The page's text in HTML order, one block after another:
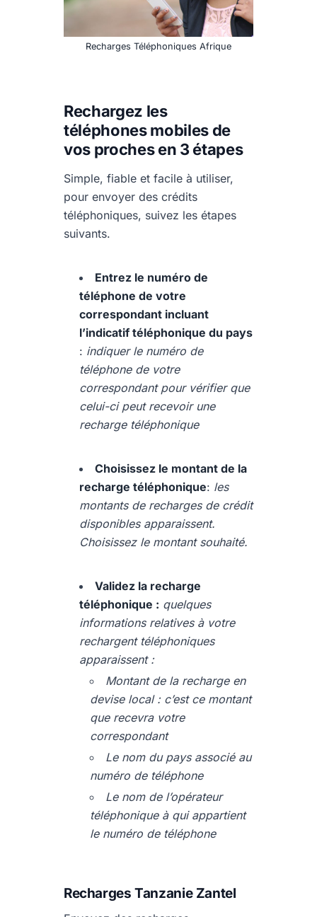
Recharges Téléphoniques Afrique
Rechargez les
téléphones mobiles de
vos proches en 3 étapes
Simple, fiable et facile à utiliser,
pour envoyer des crédits
téléphoniques, suivez les étapes
suivants.
Entrez le numéro de
téléphone de votre
correspondant incluant
l’indicatif téléphonique du pays
: indiquer le numéro de
téléphone de votre
correspondant pour vérifier que
celui-ci peut recevoir une
recharge téléphonique
Choisissez le montant de la
recharge téléphonique: les
montants de recharges de crédit
disponibles apparaissent.
Choisissez le montant souhaité.
Validez la recharge
téléphonique : quelques
informations relatives à votre
rechargent téléphoniques
apparaissent :
Montant de la recharge en
devise local : c’est ce montant
que recevra votre
correspondant
Le nom du pays associé au
numéro de téléphone
Le nom de l’opérateur
téléphonique à qui appartient
le numéro de téléphone
Recharges Tanzanie Zantel